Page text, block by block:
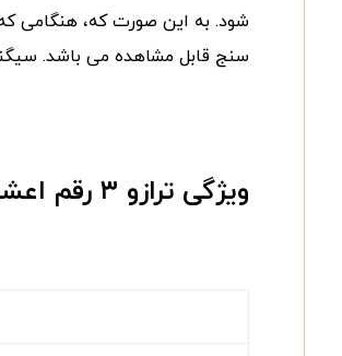
شود. به این صورت که، هنگامی
سنج قابل مشاهده می باشد.
ویژگی ترازو ۳ رقم اعشار